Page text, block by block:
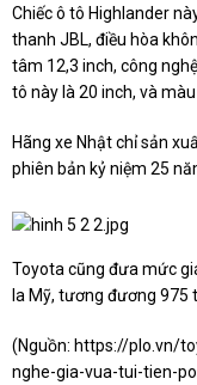
Chiếc ô tô Highlander
thanh JBL, điều hòa
tâm 12,3 inch, công
tô này là 20 inch, và
Hãng xe Nhật chỉ sản
phiên bản kỷ niệm 25
Toyota cũng đưa mức
la Mỹ, tương đương 975
(Nguồn: https://plo.vn/
nghe-gia-vua-tui-tien-